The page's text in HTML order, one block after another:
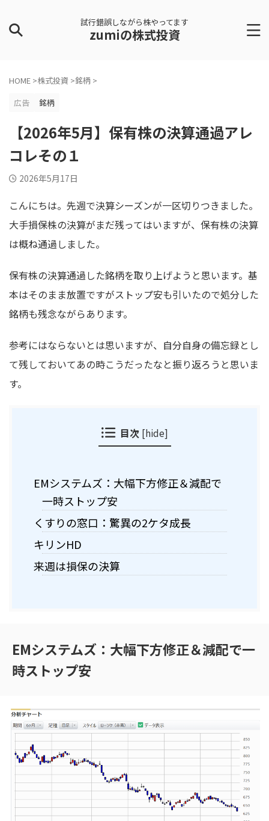
試行錯誤しながら株やってます
zumiの株式投資
HOME >株式投資 >銘柄 >
広告
銘柄
【2026年5月】保有株の決算通過アレ
コレその１
2026年5月17日
こんにちは。先週で決算シーズンが一区切りつきました。
大手損保株の決算がまだ残ってはいますが、保有株の決算
は概ね通過しました。
保有株の決算通過した銘柄を取り上げようと思います。基
本はそのまま放置ですがストップ安も引いたので処分した
銘柄も残念ながらあります。
参考にはならないとは思いますが、自分自身の備忘録とし
て残しておいてあの時こうだったなと振り返ろうと思いま
す。
目次 [hide]
EMシステムズ：大幅下方修正＆減配で
一時ストップ安
くすりの窓口：驚異の2ケタ成長
キリンHD
来週は損保の決算
EMシステムズ：大幅下方修正＆減配で一
時ストップ安